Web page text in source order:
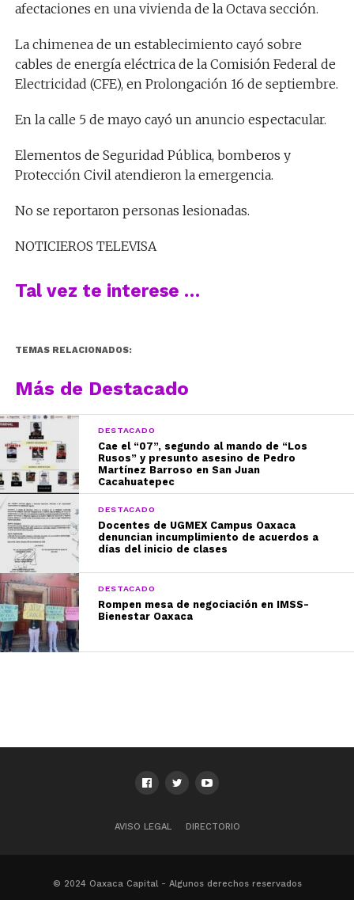
afectaciones en una vivienda de la Octava sección.
La chimenea de un establecimiento cayó sobre
cables de energía eléctrica de la Comisión Federal de
Electricidad (CFE), en Prolongación 16 de septiembre.
En la calle 5 de mayo cayó un anuncio espectacular.
Elementos de Seguridad Pública, bomberos y
Protección Civil atendieron la emergencia.
No se reportaron personas lesionadas.
NOTICIEROS TELEVISA
Tal vez te interese …
TEMAS RELACIONADOS:
Más de Destacado
DESTACADO
Cae el “07”, segundo al mando de “Los
Rusos” y presunto asesino de Pedro
Martínez Barroso en San Juan
Cacahuatepec
DESTACADO
Docentes de UGMEX Campus Oaxaca
denuncian incumplimiento de acuerdos a
días del inicio de clases
DESTACADO
Rompen mesa de negociación en IMSS-
Bienestar Oaxaca
AVISO LEGAL DIRECTORIO
© 2024 Oaxaca Capital - Algunos derechos reservados